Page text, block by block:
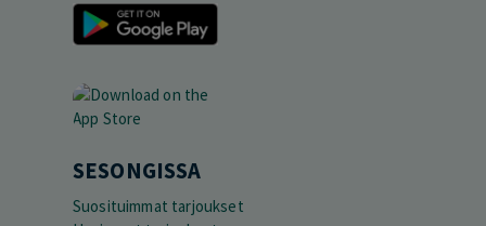
SESONGISSA
Suosituimmat tarjoukset